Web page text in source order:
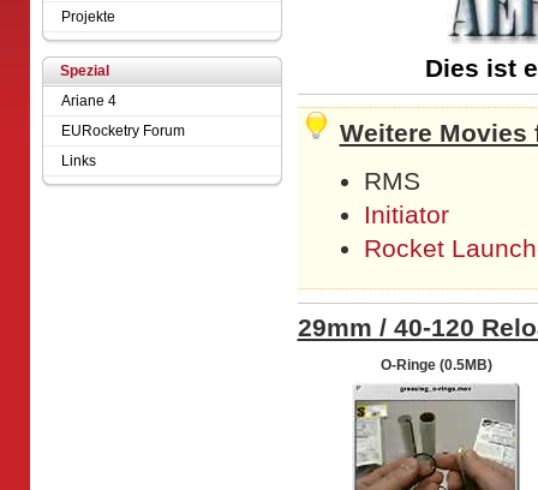
Projekte
Spezial
Ariane 4
EURocketry Forum
Links
Dies ist
Weitere
RMS
Initiator
Rocket
29mm / 40-120
O-Ringe (0.5MB)